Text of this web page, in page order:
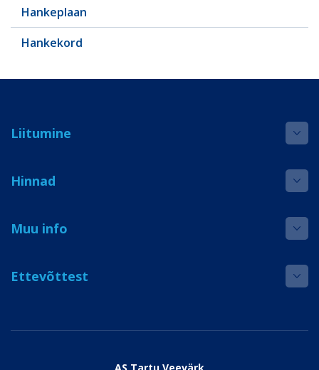
Hankeplaan
Hankekord
Liitumine
Hinnad
Muu info
Ettevõttest